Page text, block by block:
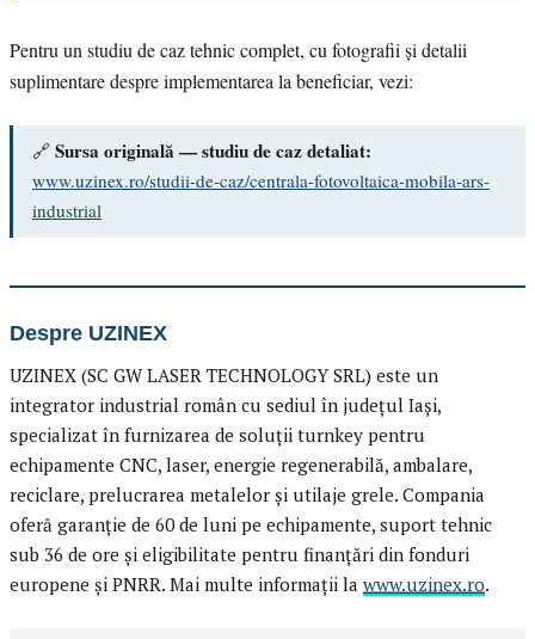
Pentru un studiu de caz tehnic complet, cu fotografii și detalii
suplimentare despre implementarea la beneficiar, vezi:
🔗 Sursa originală — studiu de caz detaliat:
www.uzinex.ro/studii-de-caz/centrala-fotovoltaica-mobila-ars-
industrial
Despre UZINEX
UZINEX (SC GW LASER TECHNOLOGY SRL) este un
integrator industrial român cu sediul în județul Iași,
specializat în furnizarea de soluții turnkey pentru
echipamente CNC, laser, energie regenerabilă, ambalare,
reciclare, prelucrarea metalelor și utilaje grele. Compania
oferă garanție de 60 de luni pe echipamente, suport tehnic
sub 36 de ore și eligibilitate pentru finanțări din fonduri
europene și PNRR. Mai multe informații la www.uzinex.ro.